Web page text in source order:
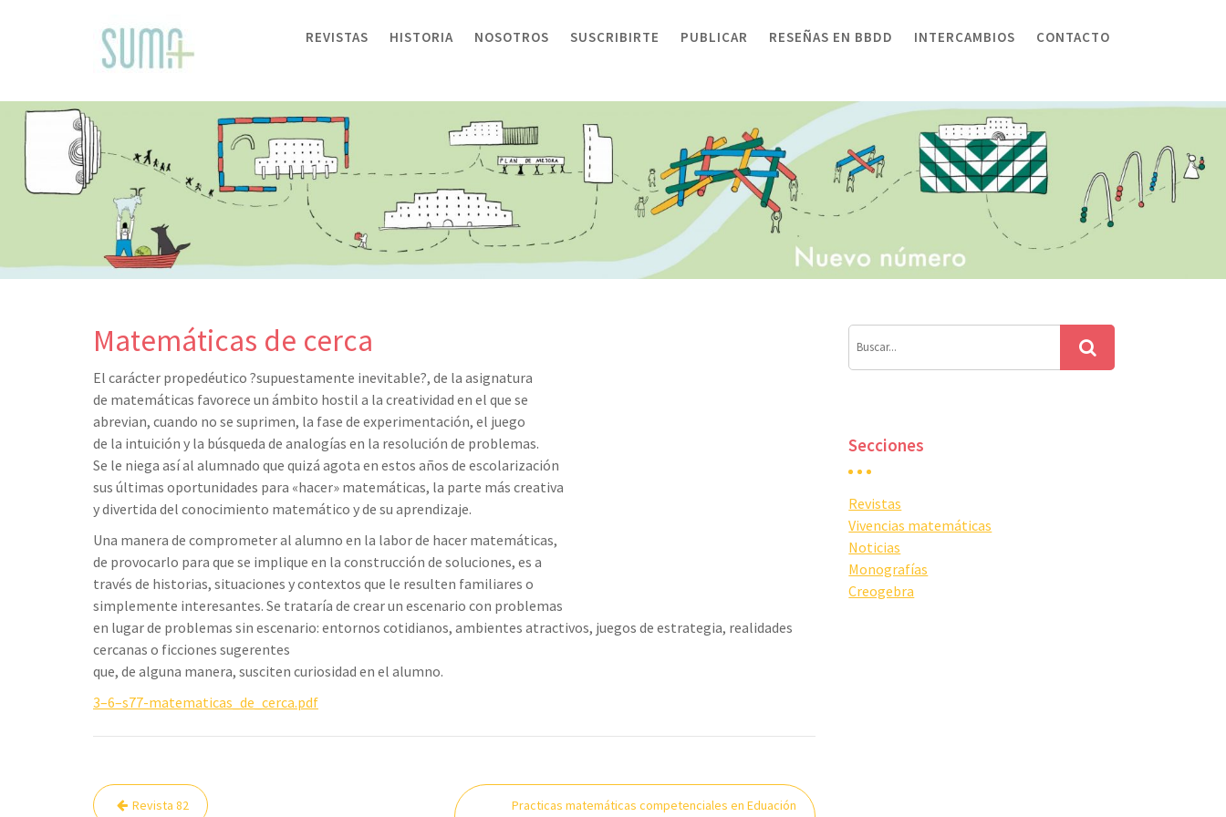
REVISTAS HISTORIA NOSOTROS SUSCRIBIRTE PUBLICAR RESEÑAS EN BBDD INTERCAMBIOS CONTACTO
Matemáticas de cerca
El carácter propedéutico ?supuestamente inevitable?, de la asignatura
de matemáticas favorece un ámbito hostil a la creatividad en el que se
abrevian, cuando no se suprimen, la fase de experimentación, el juego
de la intuición y la búsqueda de analogías en la resolución de problemas.
Se le niega así al alumnado que quizá agota en estos años de escolarización
sus últimas oportunidades para «hacer» matemáticas, la parte más creativa
y divertida del conocimiento matemático y de su aprendizaje.
Una manera de comprometer al alumno en la labor de hacer matemáticas,
de provocarlo para que se implique en la construcción de soluciones, es a
través de historias, situaciones y contextos que le resulten familiares o
simplemente interesantes. Se trataría de crear un escenario con problemas
en lugar de problemas sin escenario: entornos cotidianos, ambientes atractivos, juegos de estrategia, realidades
cercanas o ficciones sugerentes
que, de alguna manera, susciten curiosidad en el alumno.
3–6–s77-matematicas_de_cerca.pdf
Navegación
Revista 82 Practicas matemáticas competenciales en Eduación
Secciones
Revistas
Vivencias matemáticas
Noticias
Monografías
Creogebra